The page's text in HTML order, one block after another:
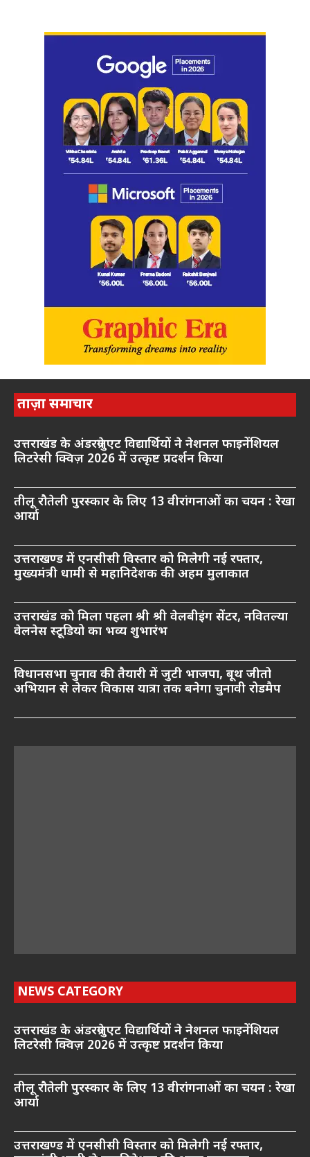
ताज़ा समाचार
उत्तराखंड के अंडरग्रेजुएट विद्यार्थियों ने नेशनल फाइनेंशियल
लिटरेसी क्विज़ 2026 में उत्कृष्ट प्रदर्शन किया
तीलू रौतेली पुरस्कार के लिए 13 वीरांगनाओं का चयन : रेखा
आर्या
उत्तराखण्ड में एनसीसी विस्तार को मिलेगी नई रफ्तार,
मुख्यमंत्री धामी से महानिदेशक की अहम मुलाकात
उत्तराखंड को मिला पहला श्री श्री वेलबीइंग सेंटर, नवितल्या
वेलनेस स्टूडियो का भव्य शुभारंभ
विधानसभा चुनाव की तैयारी में जुटी भाजपा, बूथ जीतो
अभियान से लेकर विकास यात्रा तक बनेगा चुनावी रोडमैप
NEWS CATEGORY
उत्तराखंड के अंडरग्रेजुएट विद्यार्थियों ने नेशनल फाइनेंशियल
लिटरेसी क्विज़ 2026 में उत्कृष्ट प्रदर्शन किया
तीलू रौतेली पुरस्कार के लिए 13 वीरांगनाओं का चयन : रेखा
आर्या
उत्तराखण्ड में एनसीसी विस्तार को मिलेगी नई रफ्तार,